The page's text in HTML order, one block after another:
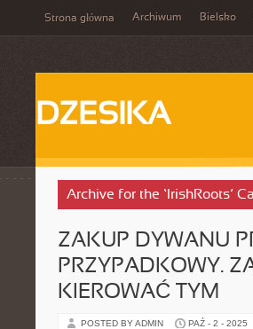
Strona główna Archiwum Bielsko
DZESIKA
Archive for the ‘IrishRoots’
ZAKUP DYWANU
PRZYPADKOWY.
KIEROWAĆ TYM
POSTED BY ADMIN PAŹ - 2 - 2025